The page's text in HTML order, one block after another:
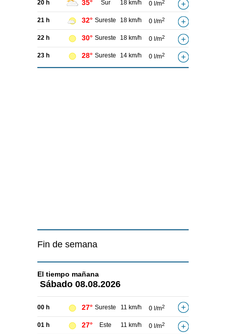
20 h 35° Sur 18 km/h 0 l/m2
21 h 32° Sureste 18 km/h 0 l/m2
22 h 30° Sureste 18 km/h 0 l/m2
23 h 28° Sureste 14 km/h 0 l/m2
Fin de semana
El tiempo mañana
Sábado 08.08.2026
00 h 27° Sureste 11 km/h 0 l/m2
01 h 27° Este 11 km/h 0 l/m2